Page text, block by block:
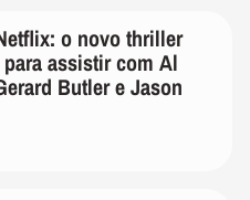
o novo thriller
assistir com Al
Butler e Jason